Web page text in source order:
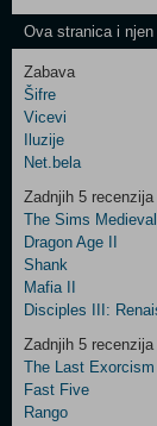
Newsletter
Control
Field
Two
Newsletter
Control
Field
Three
Newsletter
Ova stranica i
Zabava
Šifre
Vicevi
Iluzije
Net.bela
Zadnjih 5 recenzija
The Sims Medieval
Dragon Age II
Shank
Mafia II
Disciples III:
Zadnjih 5
The Last Exorcism
Fast Five
Rango